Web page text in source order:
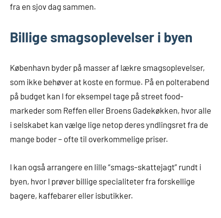
fra en sjov dag sammen.
Billige smagsoplevelser i byen
København byder på masser af lækre smagsoplevelser,
som ikke behøver at koste en formue. På en polterabend
på budget kan I for eksempel tage på street food-
markeder som Reffen eller Broens Gadekøkken, hvor alle
i selskabet kan vælge lige netop deres yndlingsret fra de
mange boder – ofte til overkommelige priser.
I kan også arrangere en lille “smags-skattejagt” rundt i
byen, hvor I prøver billige specialiteter fra forskellige
bagere, kaffebarer eller isbutikker.